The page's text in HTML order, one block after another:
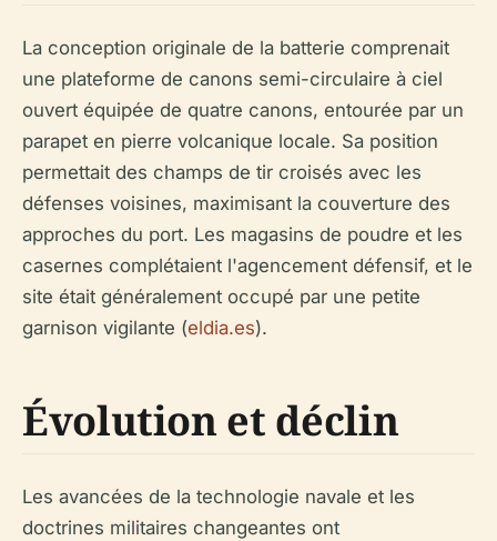
La conception originale de la batterie comprenait
une plateforme de canons semi-circulaire à ciel
ouvert équipée de quatre canons, entourée par un
parapet en pierre volcanique locale. Sa position
permettait des champs de tir croisés avec les
défenses voisines, maximisant la couverture des
approches du port. Les magasins de poudre et les
casernes complétaient l'agencement défensif, et le
site était généralement occupé par une petite
garnison vigilante (eldia.es).
Évolution et déclin
Les avancées de la technologie navale et les
doctrines militaires changeantes ont